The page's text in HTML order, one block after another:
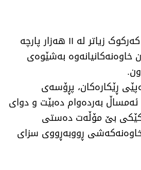
​تا ئێستا لە پارێزگای کەرکوک زیاتر لە ١١ هەزار پارچە
بەشێوەی
ڕێکارەکان، پڕۆسەی
ئەمساڵ بەردەوام دەبێت و دوای
بێ مۆڵەت دەستی
ڕووبەڕووی سزای